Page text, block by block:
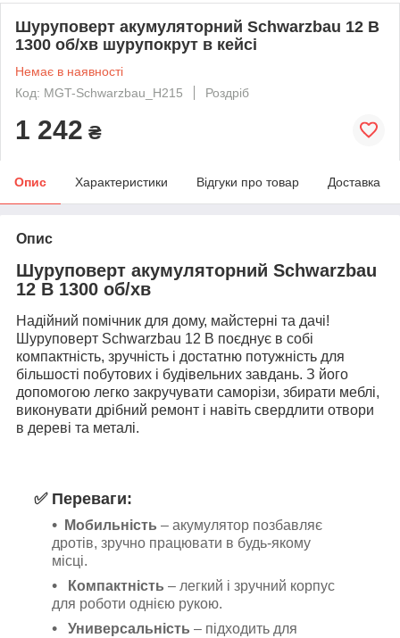
Шуруповерт акумуляторний Schwarzbau 12 В
1300 об/хв шурупокрут в кейсі
Немає в наявності
Код: MGT-Schwarzbau_H215
Роздріб
1 242 ₴
Опис Характеристики Відгуки про товар Доставка
Опис
Шуруповерт акумуляторний Schwarzbau
12 В 1300 об/хв
Надійний помічник для дому, майстерні та дачі!
Шуруповерт Schwarzbau 12 В поєднує в собі
компактність, зручність і достатню потужність для
більшості побутових і будівельних завдань. З його
допомогою легко закручувати саморізи, збирати меблі,
виконувати дрібний ремонт і навіть свердлити отвори
в дереві та металі.
✅ Переваги:
Мобильність – акумулятор позбавляє
дротів, зручно працювати в будь-якому
місці.
Компактність – легкий і зручний корпус
для роботи однією рукою.
Универсальність – підходить для